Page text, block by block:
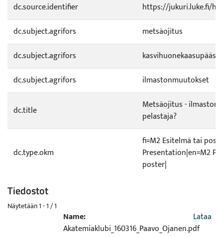
dc.source.identifier
https://jukuri.luke.fi/
dc.subject.agrifors
metsäojitus
dc.subject.agrifors
dc.subject.agrifors
ilmastonmuutokset
dc.title
Metsäojitus - ilmaston
pelastaja?
dc.type.okm
fi=M2 Esitelmä tai
Presentation|en=M2
poster|
Tiedostot
Näytetään1 - 1 / 1
Name:
Akatemiaklubi_160316_Paavo_Ojanen.pdf
Lataa